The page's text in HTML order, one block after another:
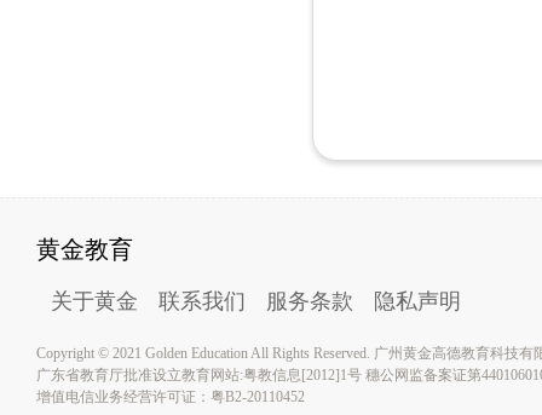
黄金教育
关于黄金 联系我们 服务条款 隐私声明
Copyright © 2021 Golden Education All Rights Reserved. 广州黄金高德教育科技有
广东省教育厅批准设立教育网站:粤教信息[2012]1号 穗公网监备案证第
增值电信业务经营许可证：粤B2-20110452